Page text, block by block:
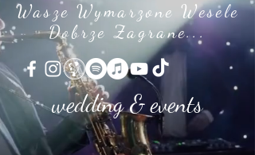
Wasze Wymarzone Wesele
Dobrze Zagrane...
wedding & events